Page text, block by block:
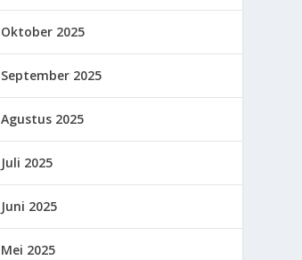
Oktober 2025
September 2025
Agustus 2025
Juli 2025
Juni 2025
Mei 2025